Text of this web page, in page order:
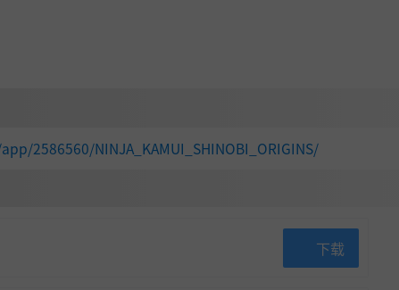
2586560/NINJA_KAMUI_SHINOBI_ORIGINS/
下载